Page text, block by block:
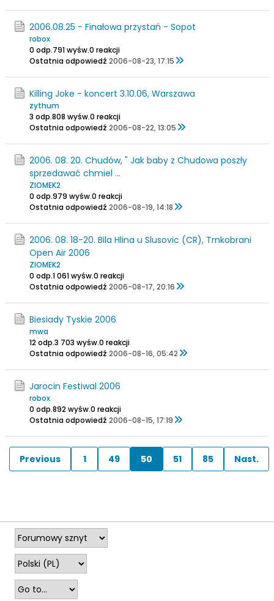
2006.08.25 - Finałowa przystań - Sopot
robox
0 odp.791 wyśw.0 reakcji
Ostatnia odpowiedź 2006-08-23, 17:15
Killing Joke - koncert 3.10.06, Warszawa
zythum
3 odp.808 wyśw.0 reakcji
Ostatnia odpowiedź 2006-08-22, 13:05
2006. 08. 20. Chudów, " Jak baby z Chudowa poszły
sprzedawać chmiel ...
ZIOMEK2
0 odp.979 wyśw.0 reakcji
Ostatnia odpowiedź 2006-08-19, 14:18
2006. 08. 18-20. Bila Hlina u Slusovic (CR), Trnkobrani
Open Air 2006
ZIOMEK2
0 odp.1 061 wyśw.0 reakcji
Ostatnia odpowiedź 2006-08-17, 20:16
Biesiady Tyskie 2006
mwa
12 odp.3 703 wyśw.0 reakcji
Ostatnia odpowiedź 2006-08-16, 05:42
Jarocin Festiwal 2006
robox
0 odp.892 wyśw.0 reakcji
Ostatnia odpowiedź 2006-08-15, 17:19
Previous 1 49 50 51 85 Nast.